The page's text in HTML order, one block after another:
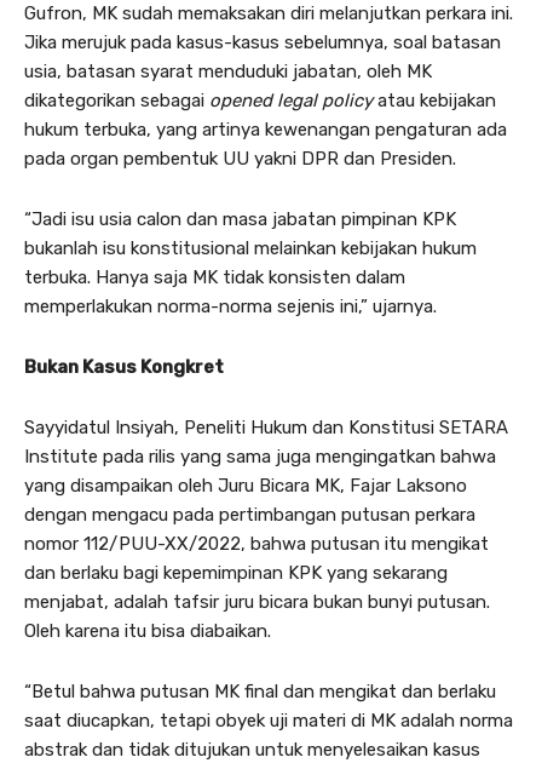
Gufron, MK sudah memaksakan diri melanjutkan perkara ini.
Jika merujuk pada kasus-kasus sebelumnya, soal batasan
usia, batasan syarat menduduki jabatan, oleh MK
dikategorikan sebagai opened legal policyatau kebijakan
hukum terbuka, yang artinya kewenangan pengaturan ada
pada organ pembentuk UU yakni DPR dan Presiden.
“Jadi isu usia calon dan masa jabatan pimpinan KPK
bukanlah isu konstitusional melainkan kebijakan hukum
terbuka. Hanya saja MK tidak konsisten dalam
memperlakukan norma-norma sejenis ini,” ujarnya.
Bukan Kasus Kongkret
Sayyidatul Insiyah, Peneliti Hukum dan Konstitusi SETARA
Institute pada rilis yang sama juga mengingatkan bahwa
yang disampaikan oleh Juru Bicara MK, Fajar Laksono
dengan mengacu pada pertimbangan putusan perkara
nomor 112/PUU-XX/2022, bahwa putusan itu mengikat
dan berlaku bagi kepemimpinan KPK yang sekarang
menjabat, adalah tafsir juru bicara bukan bunyi putusan.
Oleh karena itu bisa diabaikan.
“Betul bahwa putusan MK final dan mengikat dan berlaku
saat diucapkan, tetapi obyek uji materi di MK adalah norma
abstrak dan tidak ditujukan untuk menyelesaikan kasus